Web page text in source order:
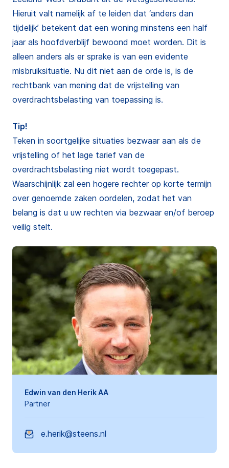
Hieruit valt namelijk af te leiden dat ‘anders dan
tijdelijk’ betekent dat een woning minstens een half
jaar als hoofdverblijf bewoond moet worden. Dit is
alleen anders als er sprake is van een evidente
misbruiksituatie. Nu dit niet aan de orde is, is de
rechtbank van mening dat de vrijstelling van
overdrachtsbelasting van toepassing is.
Tip!
Teken in soortgelijke situaties bezwaar aan als de
vrijstelling of het lage tarief van de
overdrachtsbelasting niet wordt toegepast.
Waarschijnlijk zal een hogere rechter op korte termijn
over genoemde zaken oordelen, zodat het van
belang is dat u uw rechten via bezwaar en/of beroep
veilig stelt.
Edwin van den Herik AA
Partner
e.herik@steens.nl